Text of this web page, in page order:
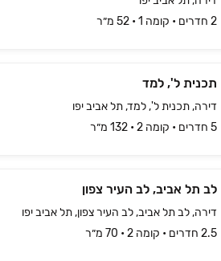
2 חדרים • קומה ‎1‏ • 52 מ״ר
תכנית ל', למד
דירה, תכנית ל', למד, תל אביב יפו
5 חדרים • קומה ‎2‏ • 132 מ״ר
לב תל אביב, לב העיר צפון
דירה, לב תל אביב, לב העיר צפון, תל אביב יפו
2.5 חדרים • קומה ‎2‏ • 70 מ״ר